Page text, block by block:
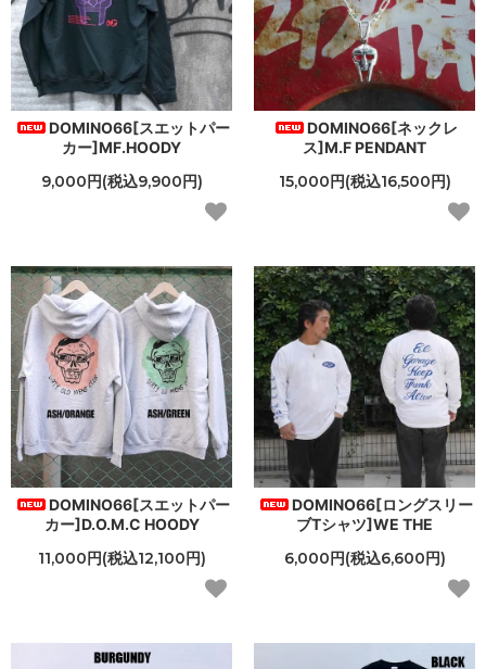
DOMINO66[スエットパー
カー]MF.HOODY
9,000円(税込9,900円)
DOMINO66[ネックレ
ス]M.F PENDANT
15,000円(税込16,500円)
DOMINO66[スエットパー
カー]D.O.M.C HOODY
11,000円(税込12,100円)
DOMINO66[ロングスリー
ブTシャツ]WE THE
6,000円(税込6,600円)